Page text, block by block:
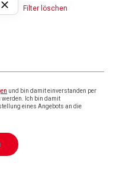
Filter löschen
und bin damit einverstanden per
werden. Ich bin damit
eines Angebots an die